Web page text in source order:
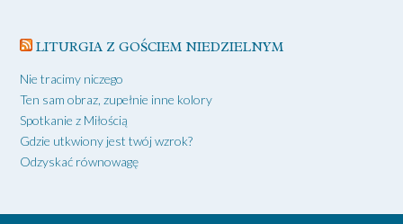
LITURGIA Z GOŚCIEM NIEDZIELNYM
Nie tracimy niczego
Ten sam obraz, zupełnie inne kolory
Spotkanie z Miłością
Gdzie utkwiony jest twój wzrok?
Odzyskać równowagę